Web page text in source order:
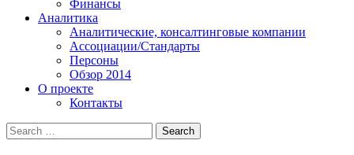
Финансы
Аналитика
Аналитические, консалтинговые компании
Ассоциации/Стандарты
Персоны
Обзор 2014
О проекте
Контакты